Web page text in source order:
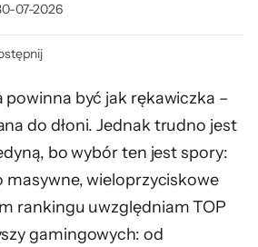
07-2026
powinna być jak rękawiczka –
do dłoni. Jednak trudno jest
bo wybór ten jest spory:
masywne, wieloprzyciskowe
rankingu uwzględniam TOP
gamingowych: od